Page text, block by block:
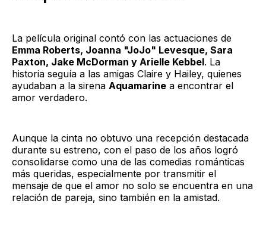
La película original contó con las actuaciones de
Emma Roberts, Joanna "JoJo" Levesque, Sara
Paxton, Jake McDorman y Arielle Kebbel. La
historia seguía a las amigas Claire y Hailey, quienes
ayudaban a la sirena Aquamarine a encontrar el
amor verdadero.
Aunque la cinta no obtuvo una recepción destacada
durante su estreno, con el paso de los años logró
consolidarse como una de las comedias románticas
más queridas, especialmente por transmitir el
mensaje de que el amor no solo se encuentra en una
relación de pareja, sino también en la amistad.